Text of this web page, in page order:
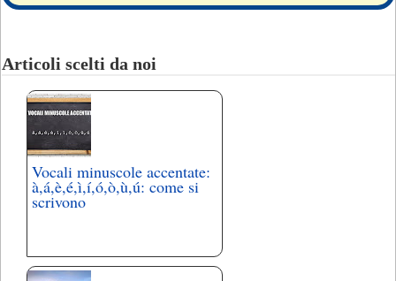
Articoli scelti da noi
Vocali minuscole accentate:
à,á,è,é,ì,í,ó,ò,ù,ú: come si
scrivono